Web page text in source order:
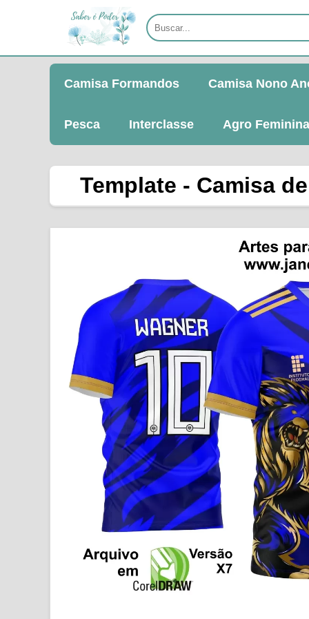
Camisa Formandos Camisa Nono
Pesca Interclasse Agro Feminina
Template - Camisa